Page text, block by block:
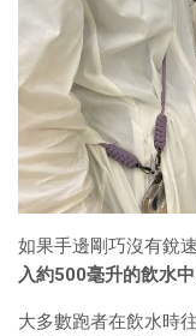
如果手邊剛巧沒有銳
入約500毫升的飲水中
大多數跑者在飲水時